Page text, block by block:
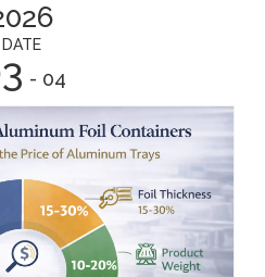
DATE
- 04